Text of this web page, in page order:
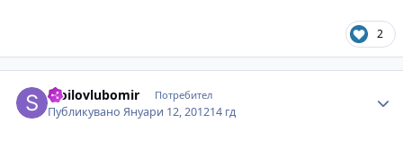
2
stoilovlubomir Потребител
ПубликуваноЯнуари 12, 201214 гд